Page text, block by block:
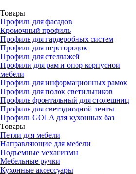
Товары
Профиль для фасадов
Кромочный профиль
Профиль для гардеробных систем
Профиль для перегородок
Профиль для стеллажей
Профили для рам и опор корпусной
мебели
Профиль для информационных рамок
Профиль для полок светильников
Профиль фронтальный для столешниц
Профиль для светодиодной ленты
Профиль GOLA для кухонных баз
Товары
Петли для мебели
Направляющие для мебели
Подъемные механизмы
Мебельные ручки
Кухонные аксессуары